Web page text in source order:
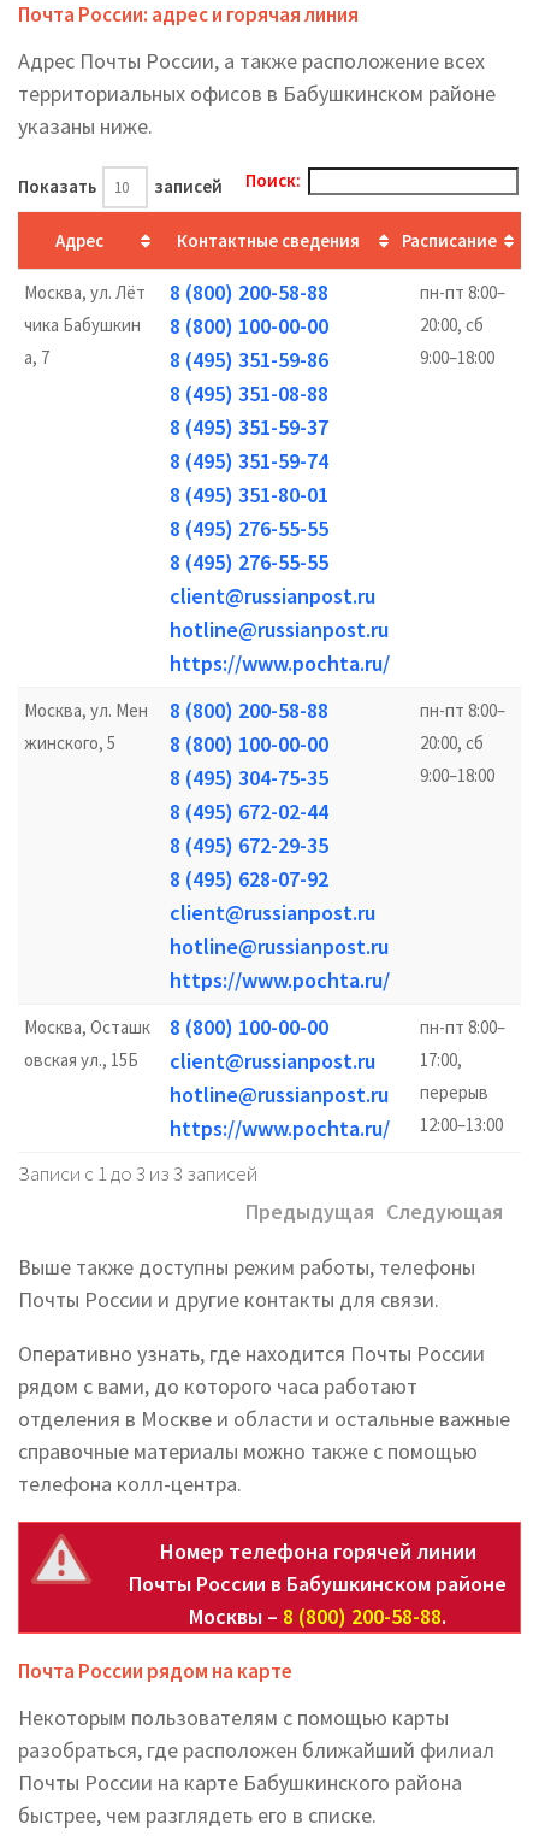
Почта России: адрес и горячая линия
Адрес Почты России, а также расположение всех
территориальных офисов в Бабушкинском районе
указаны ниже.
Показать записей Поиск:
Адрес Контактные сведения Расписание
Москва, ул. Лёт
чика Бабушкин
а, 7
8 (800) 200-58-88
8 (800) 100-00-00
8 (495) 351-59-86
8 (495) 351-08-88
8 (495) 351-59-37
8 (495) 351-59-74
8 (495) 351-80-01
8 (495) 276-55-55
8 (495) 276-55-55
client@russianpost.ru
hotline@russianpost.ru
https://www.pochta.ru/
пн-пт 8:00–
20:00, сб
9:00–18:00
Москва, ул. Мен
жинского, 5
8 (800) 200-58-88
8 (800) 100-00-00
8 (495) 304-75-35
8 (495) 672-02-44
8 (495) 672-29-35
8 (495) 628-07-92
client@russianpost.ru
hotline@russianpost.ru
https://www.pochta.ru/
пн-пт 8:00–
20:00, сб
9:00–18:00
Москва, Осташк
овская ул., 15Б
8 (800) 100-00-00
client@russianpost.ru
hotline@russianpost.ru
https://www.pochta.ru/
пн-пт 8:00–
17:00,
перерыв
12:00–13:00
Записи с 1 до 3 из 3 записей
Предыдущая Следующая
Выше также доступны режим работы, телефоны
Почты России и другие контакты для связи.
Оперативно узнать, где находится Почты России
рядом с вами, до которого часа работают
отделения в Москве и области и остальные важные
справочные материалы можно также с помощью
телефона колл-центра.
Номер телефона горячей линии
Почты России в Бабушкинском районе
Москвы – 8 (800) 200-58-88.
Почта России рядом на карте
Некоторым пользователям с помощью карты
разобраться, где расположен ближайший филиал
Почты России на карте Бабушкинского района
быстрее, чем разглядеть его в списке.